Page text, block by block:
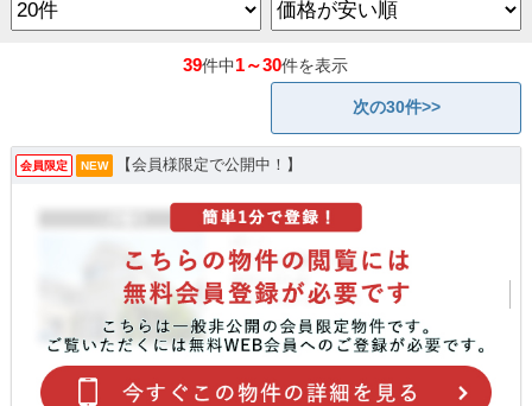
39件中1～30件を表示
次の30件>>
会員限定 NEW 【会員様限定で公開中！】